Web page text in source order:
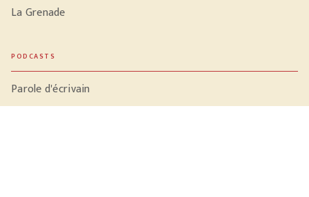
La Grenade
PODCASTS
Parole d'écrivain